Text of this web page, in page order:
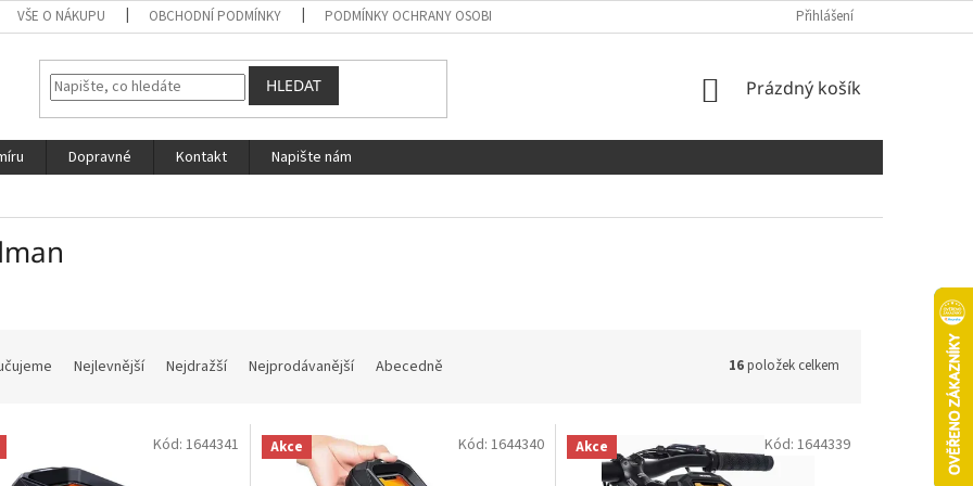
VŠE O NÁKUPU OBCHODNÍ PODMÍNKY PODMÍNKY OCHRANY OSOBNÍCH ÚDAJŮ Přihlášení
HLEDAT
NÁKUPNÍ
Prázdný košík
Dopravné Kontakt
Napište nám
Nejlevnější Nejdražší Nejprodávanější Abecedně 16položek celkem
Kód: 1644341 Akce Kód: 1644340 Akce Kód: 1644339